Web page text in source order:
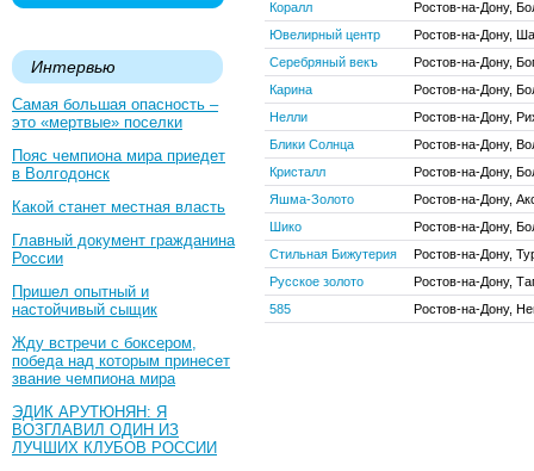
Интервью
Самая большая опасность –
это «мертвые» поселки
Пояс чемпиона мира приедет
в Волгодонск
Какой станет местная власть
Главный документ гражданина
России
Пришел опытный и
настойчивый сыщик
Жду встречи с боксером,
победа над которым принесет
звание чемпиона мира
ЭДИК АРУТЮНЯН: Я
ВОЗГЛАВИЛ ОДИН ИЗ
ЛУЧШИХ КЛУБОВ РОССИИ
Коралл
Ростов-на-Дону,
Ювелирный центр
Ростов-на-Дону,
Серебряный векъ
Ростов-на-Дону,
Карина
Ростов-на-Дону,
Нелли
Ростов-на-Дону,
Блики Солнца
Ростов-на-Дону,
Кристалл
Ростов-на-Дону,
Яшма-Золото
Ростов-на-Дону,
Шико
Ростов-на-Дону,
Стильная Бижутерия
Ростов-на-Дону,
Русское золото
Ростов-на-Дону,
585
Ростов-на-Дону,